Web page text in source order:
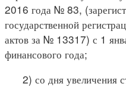
2016 года № 83,
государственной
актов за № 13317) с 1
финансового года;
2) со дня увеличения